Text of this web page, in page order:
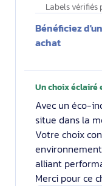
Labels vérifiés
Bénéficiez
achat
Un choix éclairé
Avec un éco-
situe dans la
Votre choix
alliant
Merci pour ce